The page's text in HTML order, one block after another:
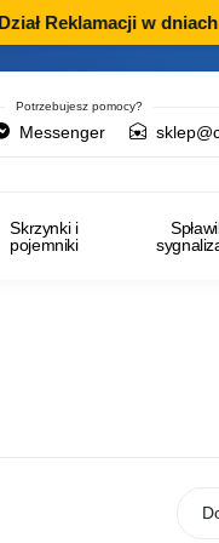
Reklamacji w dniach
Potrzebujesz pomocy?
Messenger
Skrzynki i
pojemniki